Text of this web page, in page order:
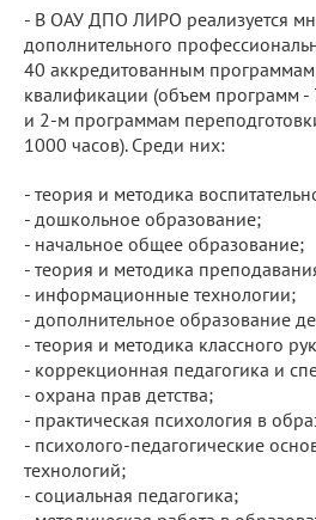
- В ОАУ ДПО ЛИРО реализуется
дополнительного
40 аккредитованным
квалификации (объем программ -
и 2-м программам
1000 часов). Среди них:
- теория и методика
- дошкольное образование;
- начальное общее образование;
- теория и методика
- информационные технологии;
- дополнительное образование
- теория и методика классного
- коррекционная педагогика и
- охрана прав детства;
- практическая психология в
- психолого-педагогические
технологий;
- социальная педагогика;